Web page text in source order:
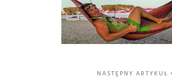
NASTĘPNY ARTYKUŁ